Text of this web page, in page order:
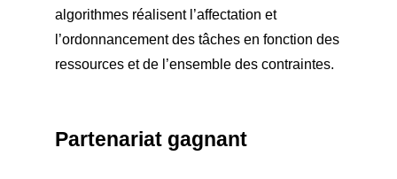
algorithmes réalisent l’affectation et
l’ordonnancement des tâches en fonction des
ressources et de l’ensemble des contraintes.
Partenariat gagnant